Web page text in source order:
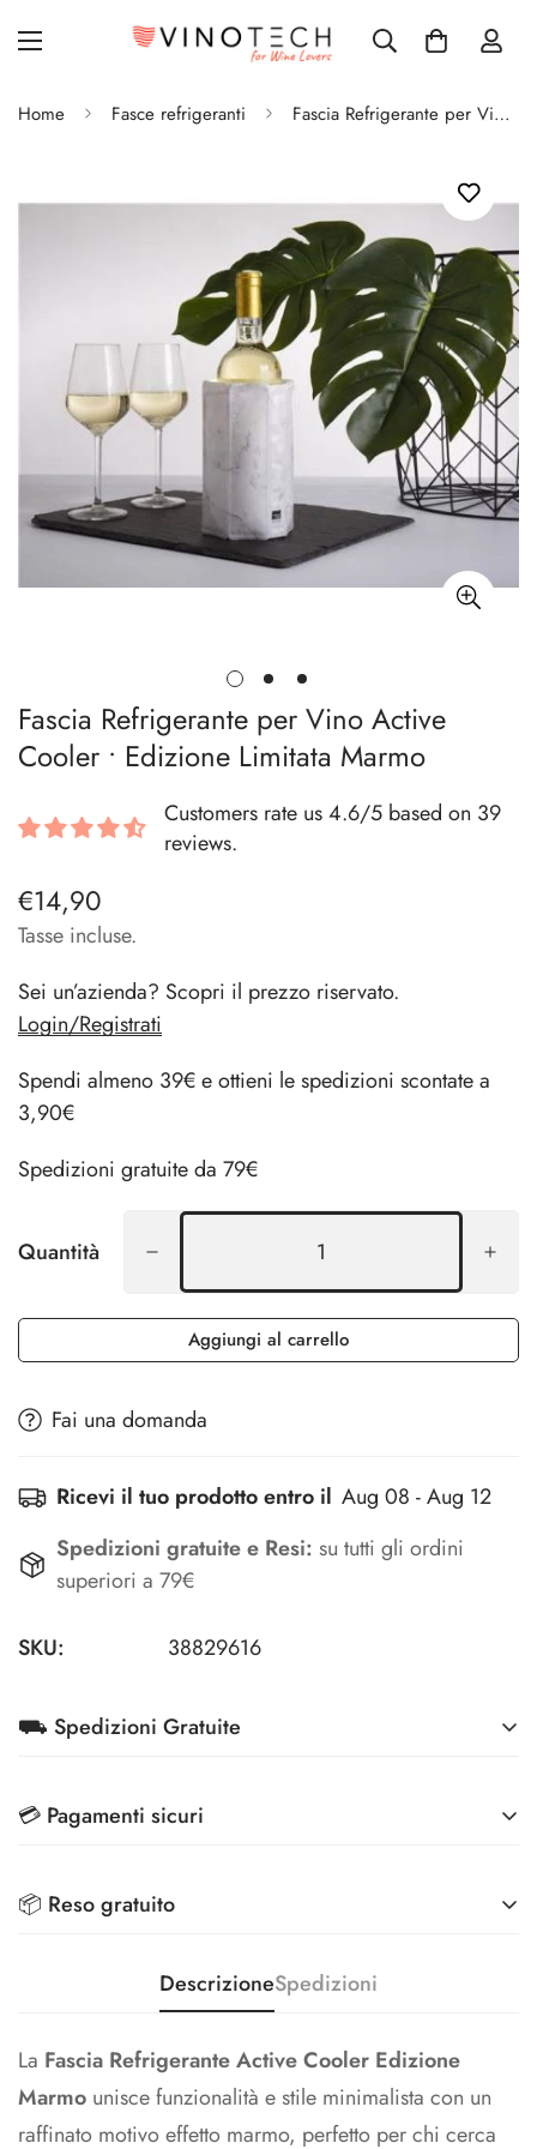
Home Fasce refrigeranti Fascia Refrigerante per Vino Active Cooler • Edizione Limitata Marmo
Fascia Refrigerante per Vino Active
Cooler • Edizione Limitata Marmo
Customers rate us 4.6/5 based on 39
reviews.
Prezzo
regolare
€14,90
Tasse incluse.
Sei un’azienda? Scopri il prezzo riservato.
Login/Registrati
Spendi almeno 39€ e ottieni le spedizioni scontate a
3,90€
Spedizioni gratuite da 79€
Quantità
Aggiungi al carrello
Fai una domanda
Ricevi il tuo prodotto entro il Aug 08 - Aug 12
Spedizioni gratuite e Resi: su tutti gli ordini
superiori a 79€
SKU: 38829616
⛟ Spedizioni Gratuite
per Aziende)
Spedizioni scontate a 3,90€ per ordini superiori a 39€
anche nei 5000+ punti InPost
💳 Pagamenti sicuri
metodi di pagamento più sicuri sul mercato
📦 Reso gratuito
Riconsegna i tuoi prodotti e ti rimborsiamo l'intero
DescrizioneSpedizioni
La Fascia Refrigerante Active Cooler Edizione
Marmo unisce funzionalità e stile minimalista con un
raffinato motivo effetto marmo, perfetto per chi cerca